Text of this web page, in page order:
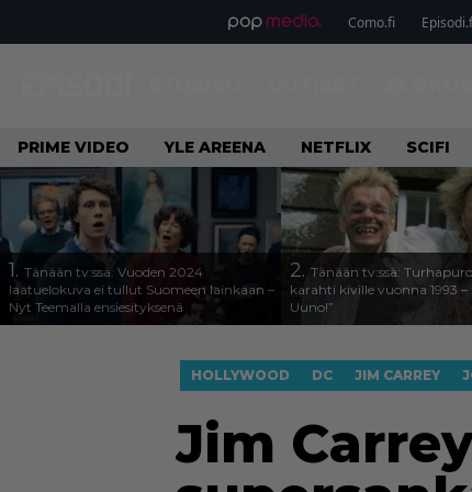
Como.fi
PRIME VIDEO YLE AREENA NETFLIX SCIFI
1. Tänään tv:ssä: Vuoden 2024
laatuelokuva ei tullut Suomeen lainkaan –
Nyt Teemalla ensiesityksenä
2. Tänään tv:ssä:
karahti kiville vuonna 1993 –
Uuno!”
HOLLYWOOD DC JIM CARREY
Jim